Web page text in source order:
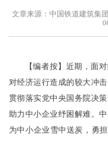
文章来源：中国铁道建筑
【编者按】 近期，面
对经济运行造成的较大冲
贯彻落实党中央国务院决
助力中小企业纾困解难。
为中小企业雪中送炭，勇